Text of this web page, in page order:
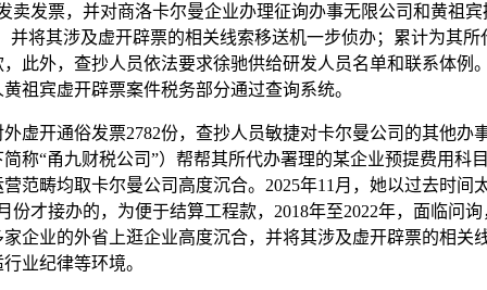
票，并对商洛卡尔曼企业办理征询办事无限公司和黄祖宾
并将其涉及虚开辟票的相关线索移送机一步侦办；累计为其
此外，查抄人员依法要求徐驰供给研发人员名单和联系体
祖宾虚开辟票案件税务部分通过查询系统。
开通俗发票2782份，查抄人员敏捷对卡尔曼公司的其他办
称“甬九财税公司”）帮帮其所代办署理的某企业预提费用科
范畴均取卡尔曼公司高度沉合。2025年11月，她以过去时间
才接办的，为便于结算工程款，2018年至2022年，面临问
企业的外省上逛企业高度沉合，并将其涉及虚开辟票的相关
业纪律等环境。